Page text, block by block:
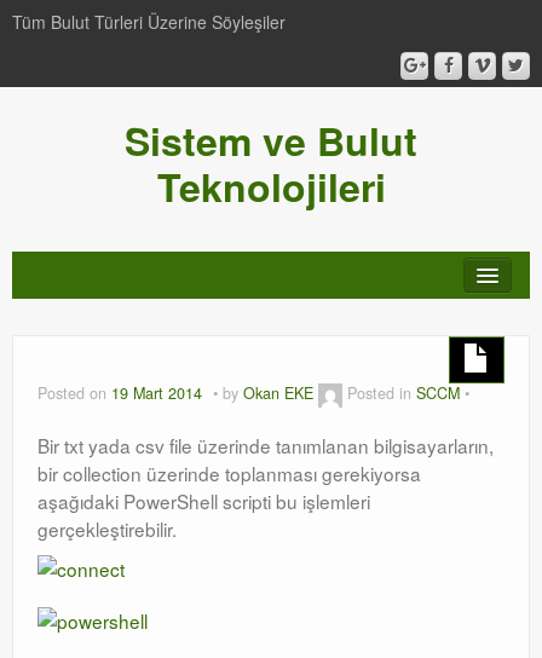
Tüm Bulut Türleri Üzerine Söyleşiler
Sistem ve Bulut
Teknolojileri
Windows Server Family
SCOM
Orchestrator
Watchguard
Posted on 19 Mart 2014 by Okan EKE Posted in SCCM
Bir txt yada csv file üzerinde tanımlanan bilgisayarların,
bir collection üzerinde toplanması gerekiyorsa
aşağıdaki PowerShell scripti bu işlemleri
gerçekleştirebilir.